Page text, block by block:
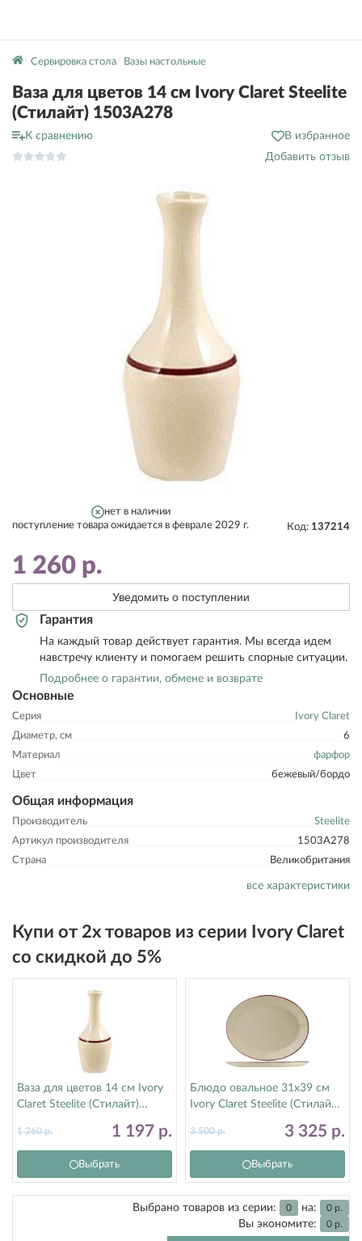
Сервировка стола Вазы настольные
Ваза для цветов 14 см Ivory Claret Steelite
(Стилайт) 1503A278
К сравнению
В избранное
Добавить отзыв
Основные
Серия
Ivory Claret
Диаметр, см
6
Материал
фарфор
Цвет
бежевый/бордо
Общая информация
Производитель
Steelite
Артикул производителя
1503A278
Страна
Великобритания
все характеристики
нет в наличии
поступление товара ожидается в феврале 2029 г.
Код: 137214
1 260 р.
Уведомить о поступлении
Гарантия
На каждый товар действует гарантия. Мы всегда идем
навстречу клиенту и помогаем решить спорные ситуации.
Подробнее о гарантии, обмене и возврате
Купи от 2х товаров из серии Ivory Claret
со скидкой до 5%
Ваза для цветов 14 см Ivory
Claret Steelite (Стилайт)
1 197 р.
1 260р.
Выбрать
Блюдо овальное 31х39 см
Ivory Claret Steelite (Стилайт)
3 325 р.
3 500р.
Выбрать
Выбрано товаров из серии: 0 на: 0 р.
Вы экономите: 0 р.